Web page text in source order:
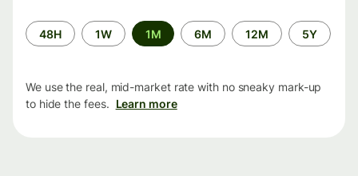
Time
period
48H 1W 1M 6M 12M 5Y
We use the real, mid-market rate with no sneaky mark-up
to hide the fees. Learn more